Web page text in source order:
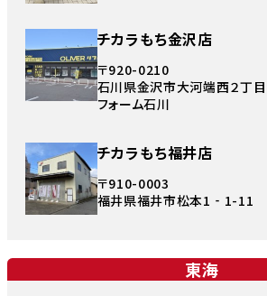
チカラもち金沢店
〒920-0210
石川県金沢市大河端西２丁
フォーム石川
チカラもち福井店
〒910-0003
福井県福井市松本1‐1-11
東海